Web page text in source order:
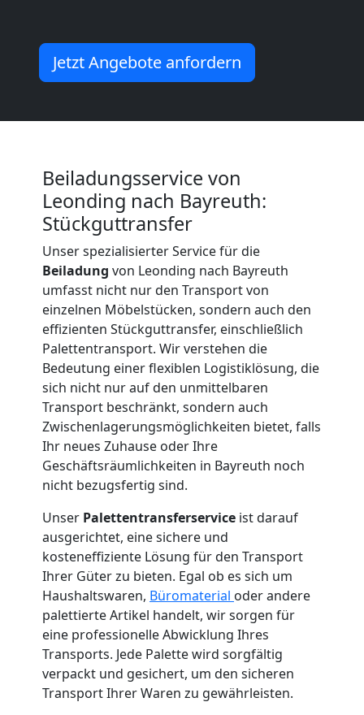
Jetzt Angebote anfordern
Beiladungsservice von
Leonding nach Bayreuth:
Stückguttransfer
Unser spezialisierter Service für die
Beiladung von Leonding nach Bayreuth
umfasst nicht nur den Transport von
einzelnen Möbelstücken, sondern auch den
effizienten Stückguttransfer, einschließlich
Palettentransport. Wir verstehen die
Bedeutung einer flexiblen Logistiklösung, die
sich nicht nur auf den unmittelbaren
Transport beschränkt, sondern auch
Zwischenlagerungsmöglichkeiten bietet, falls
Ihr neues Zuhause oder Ihre
Geschäftsräumlichkeiten in Bayreuth noch
nicht bezugsfertig sind.
Unser Palettentransferservice ist darauf
ausgerichtet, eine sichere und
kosteneffiziente Lösung für den Transport
Ihrer Güter zu bieten. Egal ob es sich um
Haushaltswaren, Büromaterial oder andere
palettierte Artikel handelt, wir sorgen für
eine professionelle Abwicklung Ihres
Transports. Jede Palette wird sorgfältig
verpackt und gesichert, um den sicheren
Transport Ihrer Waren zu gewährleisten.
Beiladung
Beiladung
International
Internationaler
Umzug
Nationaler
Umzug